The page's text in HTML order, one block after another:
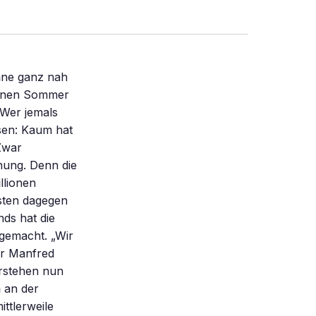
wieder häufiger geworden. Bei geringer Sonnenaktivität ist die durchschnittliche Wintertemperatur beispielsweise in Großbritannien ungefähr ein halbes Grad niedriger als sonst. Dieser Zusammenhang gilt aber nur für die Winter in England und Mitteleuropa. Die Ursache dafür sind vermutlich Veränderungen der Winde in den unteren Luftschichten, der Troposphäre. Heizt sich die darüber gelegene Stratosphäre nur schwach auf, dann könnten die milden atlantischen Winde in der Troposphäre abreißen, spekulieren die Forscher. Mitteleuropa samt der britischen Inseln wäre dann den kalten Winden aus dem Nordosten ausgeliefert. Der genaue Wirkmechanismus ist allerdings noch unklar. „Der Zusammenhang zwischen Sonnenaktivität und kalten Wintern in Europa war erst erkennbar, nachdem wir den überlagerten Trend der globalen Erwärmung herausgerechnet hatten”, stellt Solanki klar. Die Studie widerspricht also nicht der globalen Erwärmung. Außerdem sind die Resultate statistischer Natur, sie deuten also lediglich auf einen Trend hin. Im Einzelfall kann es auch ganz anders kommen: 1685, mitten im Maunder-Minimum, belegen die britischen Wetterdaten den wärmsten Winter seit Jahrhunderten. „Eine geringe Sonnenaktivität bedeutet also nicht automatisch tiefere Wintertemperaturen”, sagt Solanki. „Die Umkehrung gilt dagegen immer: Außerordentlich kalte Winter gibt es nur dann, wenn die Sonnenakt